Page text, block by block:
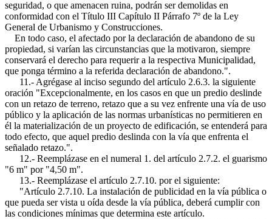
seguridad, o que amenacen ruina, podrán ser demolidas en
conformidad con el Título III Capítulo II Párrafo 7º de la Ley
General de Urbanismo y Construcciones.
En todo caso, el afectado por la declaración de abandono de su
propiedad, si varían las circunstancias que la motivaron, siempre
conservará el derecho para requerir a la respectiva Municipalidad,
que ponga término a la referida declaración de abandono.".
11.- Agrégase al inciso segundo del artículo 2.6.3. la siguiente
oración "Excepcionalmente, en los casos en que un predio deslinde
con un retazo de terreno, retazo que a su vez enfrente una vía de uso
público y la aplicación de las normas urbanísticas no permitieren en
él la materialización de un proyecto de edificación, se entenderá para
todo efecto, que aquel predio deslinda con la vía que enfrenta el
señalado retazo.".
12.- Reemplázase en el numeral 1. del artículo 2.7.2. el guarismo
"6 m" por "4,50 m".
13.- Reemplázase el artículo 2.7.10. por el siguiente:
"Artículo 2.7.10. La instalación de publicidad en la vía pública o
que pueda ser vista u oída desde la vía pública, deberá cumplir con
las condiciones mínimas que determina este artículo.